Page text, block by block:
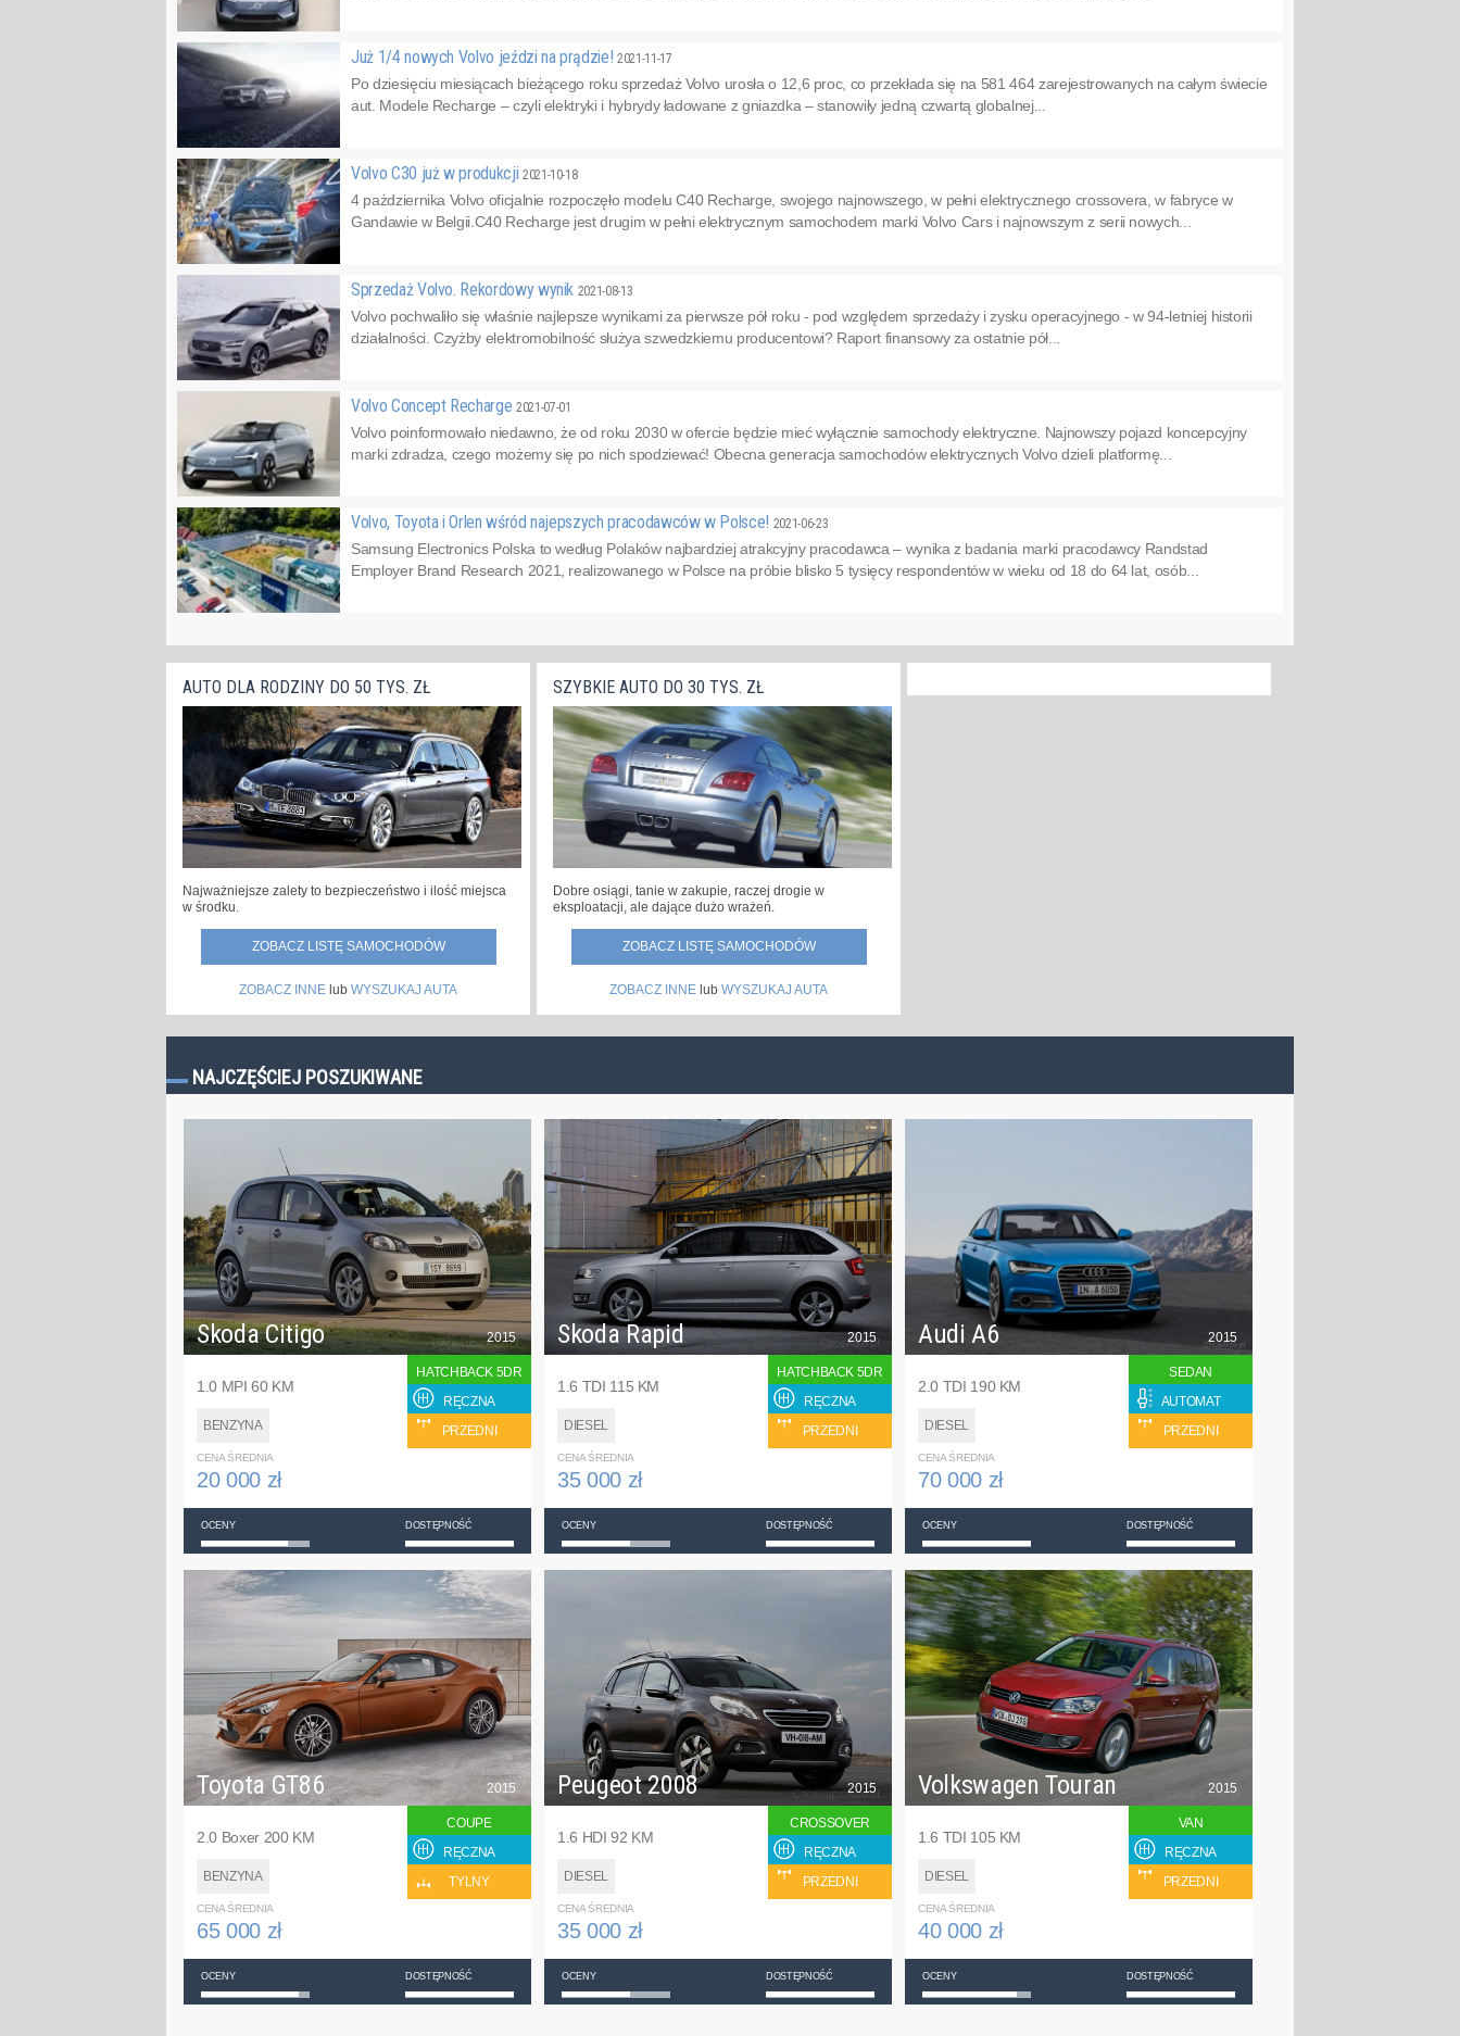
Już 1/4 nowych Volvo jeździ na prądzie! 2021-11-17
Po dziesięciu miesiącach bieżącego roku sprzedaż Volvo urosła o 12,6 proc, co przekłada się na 581 464 zarejestrowanych na całym świecie
aut. Modele Recharge – czyli elektryki i hybrydy ładowane z gniazdka – stanowiły jedną czwartą globalnej...
Volvo C30 już w produkcji 2021-10-18
4 pażdziernika Volvo oficjalnie rozpoczęło modelu C40 Recharge, swojego najnowszego, w pełni elektrycznego crossovera, w fabryce w
Gandawie w Belgii.C40 Recharge jest drugim w pełni elektrycznym samochodem marki Volvo Cars i najnowszym z serii nowych...
Sprzedaż Volvo. Rekordowy wynik 2021-08-13
Volvo pochwaliło się właśnie najlepsze wynikami za pierwsze pół roku - pod względem sprzedaży i zysku operacyjnego - w 94-letniej historii
działalności. Czyżby elektromobilność służya szwedzkiemu producentowi? Raport finansowy za ostatnie pół...
Volvo Concept Recharge 2021-07-01
Volvo poinformowało niedawno, że od roku 2030 w ofercie będzie mieć wyłącznie samochody elektryczne. Najnowszy pojazd koncepcyjny
marki zdradza, czego możemy się po nich spodziewać! Obecna generacja samochodów elektrycznych Volvo dzieli platformę...
Volvo, Toyota i Orlen wśród najepszych pracodawców w Polsce! 2021-06-23
Samsung Electronics Polska to według Polaków najbardziej atrakcyjny pracodawca – wynika z badania marki pracodawcy Randstad
Employer Brand Research 2021, realizowanego w Polsce na próbie blisko 5 tysięcy respondentów w wieku od 18 do 64 lat, osób...
AUTO DLA RODZINY DO 50 TYS. ZŁ
Najważniejsze zalety to bezpieczeństwo i ilość miejsca
w środku.
ZOBACZ LISTĘ SAMOCHODÓW
ZOBACZ INNE lub WYSZUKAJ AUTA
SZYBKIE AUTO DO 30 TYS. ZŁ
Dobre osiągi, tanie w zakupie, raczej drogie w
eksploatacji, ale dające dużo wrażeń.
ZOBACZ LISTĘ SAMOCHODÓW
ZOBACZ INNE lub WYSZUKAJ AUTA
NAJCZĘŚCIEJ POSZUKIWANE
Skoda Citigo
1.0 MPI 60 KM
BENZYNA
2015
HATCHBACK 5DR
RĘCZNA
PRZEDNI
CENA ŚREDNIA
20 000 zł
OCENY DOSTĘPNOŚĆ
Skoda Rapid
1.6 TDI 115 KM
DIESEL
2015
HATCHBACK 5DR
RĘCZNA
PRZEDNI
CENA ŚREDNIA
35 000 zł
OCENY DOSTĘPNOŚĆ
Audi A6
2.0 TDI 190 KM
DIESEL
2015
SEDAN
AUTOMAT
PRZEDNI
CENA ŚREDNIA
70 000 zł
OCENY DOSTĘPNOŚĆ
Toyota GT86
2.0 Boxer 200 KM
BENZYNA
2015
COUPE
RĘCZNA
TYLNY
CENA ŚREDNIA
65 000 zł
OCENY DOSTĘPNOŚĆ
Peugeot 2008
1.6 HDI 92 KM
DIESEL
2015
CROSSOVER
RĘCZNA
PRZEDNI
CENA ŚREDNIA
35 000 zł
OCENY DOSTĘPNOŚĆ
Volkswagen Touran
1.6 TDI 105 KM
DIESEL
2015
VAN
RĘCZNA
PRZEDNI
CENA ŚREDNIA
40 000 zł
OCENY DOSTĘPNOŚĆ